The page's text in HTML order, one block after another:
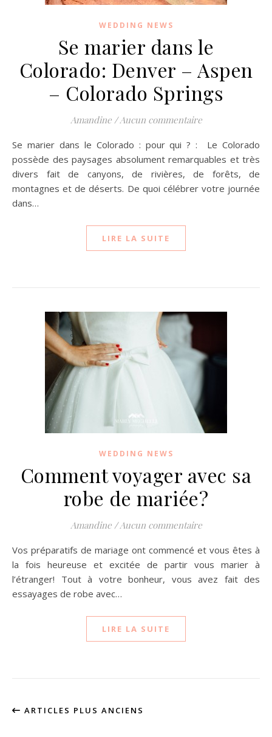
WEDDING NEWS
Se marier dans le
Colorado: Denver – Aspen
– Colorado Springs
Amandine /Aucun commentaire
Se marier dans le Colorado : pour qui ? : Le Colorado
possède des paysages absolument remarquables et très
divers fait de canyons, de rivières, de forêts, de
montagnes et de déserts. De quoi célébrer votre journée
dans…
LIRE LA SUITE
WEDDING NEWS
Comment voyager avec sa
robe de mariée?
Amandine /Aucun commentaire
Vos préparatifs de mariage ont commencé et vous êtes à
la fois heureuse et excitée de partir vous marier à
l’étranger! Tout à votre bonheur, vous avez fait des
essayages de robe avec…
LIRE LA SUITE
ARTICLES PLUS ANCIENS